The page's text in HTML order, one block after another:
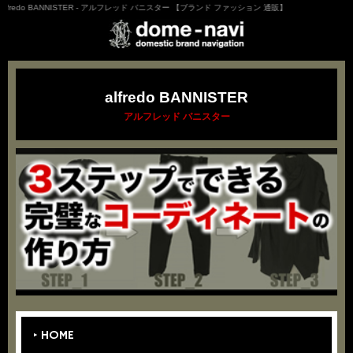
BANNISTER - アルフレッド バニスター 【ブランド ファッション 通販】
alfredo BANNISTER
アルフレッド バニスター
HOME